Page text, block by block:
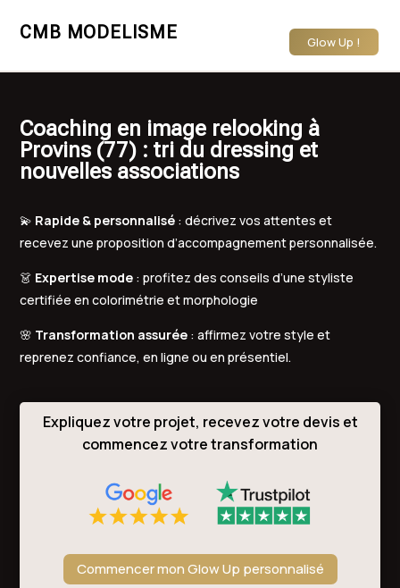
CMB MODELISME Glow Up !
Coaching en image relooking à
Provins (77) : tri du dressing et
nouvelles associations
💫 Rapide & personnalisé : décrivez vos attentes et
recevez une proposition d’accompagnement personnalisée.
👗 Expertise mode : profitez des conseils d’une styliste
certifiée en colorimétrie et morphologie
🌸 Transformation assurée : affirmez votre style et
reprenez confiance, en ligne ou en présentiel.
Expliquez votre projet, recevez votre devis et
commencez votre transformation
Commencer mon Glow Up personnalisé